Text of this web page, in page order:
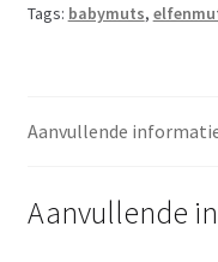
Tags: babymuts,
Aanvullende
Aanvullende